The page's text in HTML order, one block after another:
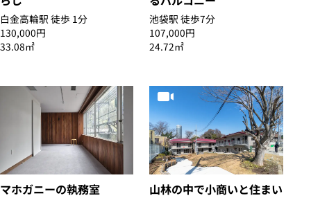
白金高輪駅 徒歩 1分
130,000円
33.08㎡
池袋駅 徒歩7分
107,000円
24.72㎡
マホガニーの執務室
山林の中で小商いと住まい